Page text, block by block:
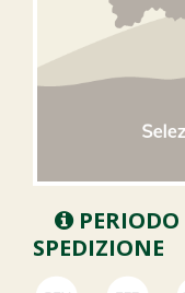
PERIODO
SPEDIZIONE